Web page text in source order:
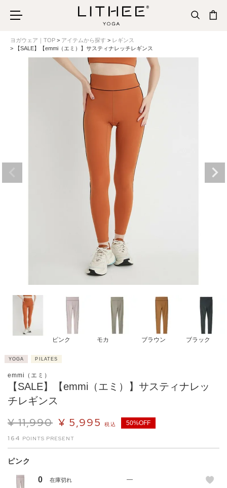
ヨガウェア｜TOP アイテムから探す
レギンス
【SALE】【emmi（エミ）】サスティナレッチレギンス
ピンク モカ ブラウン ブラック
YOGA PILATES
emmi（エミ）
【SALE】【emmi（エミ）】サスティナレッ
チレギンス
¥ 11,990 ¥ 5,995 税込 50%OFF
164
ピンク
0 在庫切れ —